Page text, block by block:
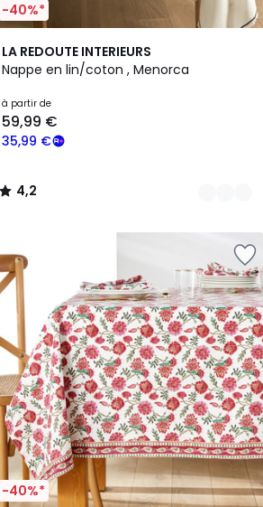
-40%*
LA REDOUTE INTERIEURS
Nappe en lin/coton , Menorca
à partir de
35,99 €
59,99 €
4,2
/ 5
4
Couleurs
4,2
/
-40%*